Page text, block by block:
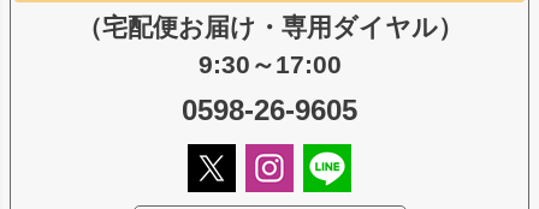
（宅配便お届け・専用ダイヤル）
9:30～17:00
0598-26-9605